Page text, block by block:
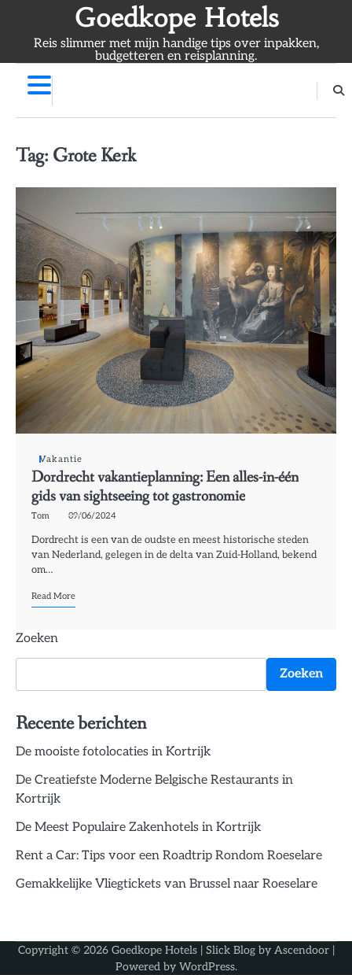
content
Goedkope Hotels
Reis slimmer met mijn handige tips over inpakken,
budgetteren en reisplanning.
Tag: Grote Kerk
Vakantie
Dordrecht vakantieplanning: Een alles-in-één
gids van sightseeing tot gastronomie
Tom 09/06/2024
Dordrecht is een van de oudste en meest historische steden
van Nederland, gelegen in de delta van Zuid-Holland, bekend
om…
Read More
Zoeken
Zoeken
Recente berichten
De mooiste fotolocaties in Kortrijk
De Creatiefste Moderne Belgische Restaurants in
Kortrijk
De Meest Populaire Zakenhotels in Kortrijk
Rent a Car: Tips voor een Roadtrip Rondom Roeselare
Gemakkelijke Vliegtickets van Brussel naar Roeselare
Copyright © 2026 Goedkope Hotels| Slick Blog by Ascendoor|
Powered by WordPress.